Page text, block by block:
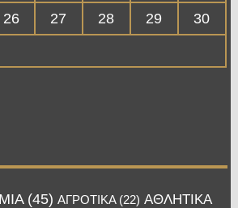
26 27 28 29
30
(45) ΑΓΡΟΤΙΚΑ(22) ΑΘΛΗΤΙΚΑ